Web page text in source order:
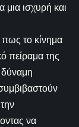
ισχυρή και
το κίνημα
πείραμα της
δύναμη
να